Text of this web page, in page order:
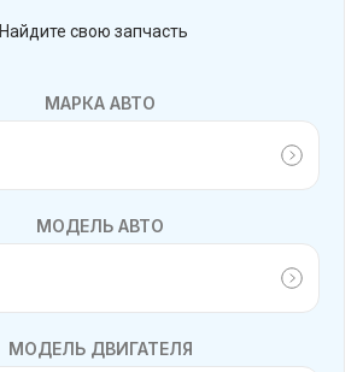
Найдите свою запчасть
МАРКА АВТО
МОДЕЛЬ АВТО
МОДЕЛЬ ДВИГАТЕЛЯ